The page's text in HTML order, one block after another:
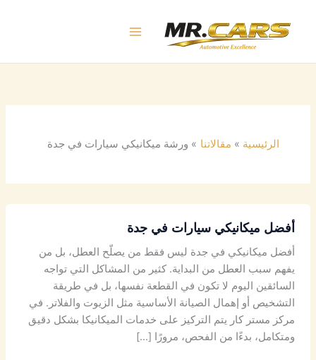
المحتوى
الرئيسية مقالاتنا ورشة ميكانيكي سيارات في جدة
أفضل ميكانيكي سيارات في جدة
أفضل ميكانيكي في جدة ليس فقط من يصلّح العطل، بل من
يفهم سبب العطل من البداية. كثير من المشاكل التي تواجه
السائقين اليوم لا تكون في القطعة نفسها، بل في طريقة
التشخيص أو إهمال الصيانة الأساسية مثل الزيوت والفلاتر. في
مركز مستر كار يتم التركيز على خدمات الميكانيكا بشكل دقيق
ومتكامل، بدءًا من الفحص، مرورًا […]